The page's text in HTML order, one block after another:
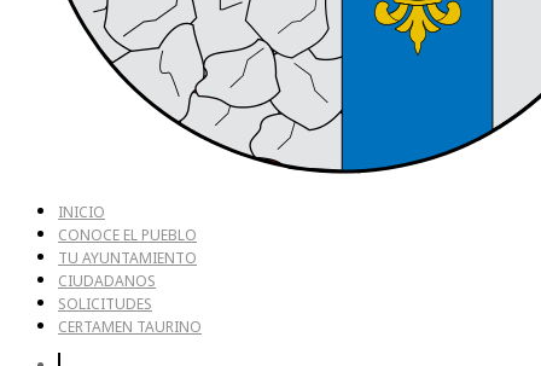
INICIO
CONOCE EL PUEBLO
TU AYUNTAMIENTO
CIUDADANOS
SOLICITUDES
CERTAMEN TAURINO